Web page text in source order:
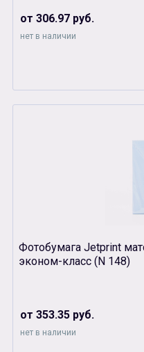
от 306.97 руб.
нет в наличии
Фотобумага Jetprint
эконом-класс (N 148)
от 353.35 руб.
нет в наличии